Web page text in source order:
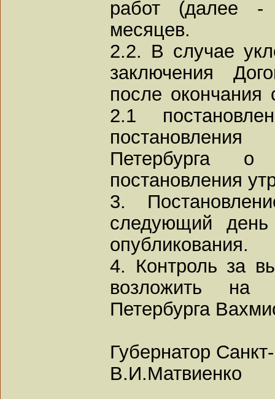
работ (далее -
месяцев.
2.2. В случае
заключения
после окончания
2.1
Петербурга о
постановления
3.
следующий день
опубликования.
4. Контроль за
возложить на
Петербурга
Губернатор
В.И.Матвиенко